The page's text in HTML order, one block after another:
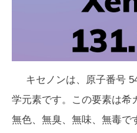
キセノンは、原子番号
学元素です。この要素は希
無色、無臭、無味、無毒で